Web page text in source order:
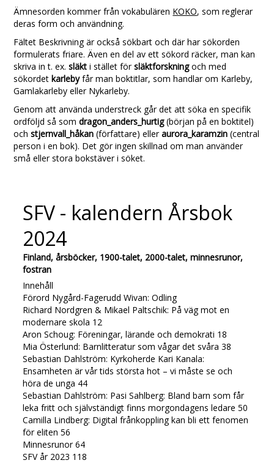
Ämnesorden kommer från vokabulären KOKO, som reglerar
deras form och användning.
Fältet Beskrivning är också sökbart och där har sökorden
formulerats friare. Även en del av ett sökord räcker, man kan
skriva in t. ex.släkti stället försläktforskningoch med
sökordetkarlebyfår man boktitlar, som handlar om Karleby,
Gamlakarleby eller Nykarleby.
Genom att använda understreck går det att söka en specifik
ordföljd så somdragon_anders_hurtig(början på en boktitel)
ochstjernvall_håkan (författare) elleraurora_karamzin (central
person i en bok). Det gör ingen skillnad om man använder
små eller stora bokstäver i söket.
SFV - kalendern Årsbok
2024
Finland, årsböcker, 1900-talet, 2000-talet, minnesrunor,
fostran
Innehåll
Förord Nygård-Fagerudd Wivan: Odling
Richard Nordgren & Mikael Paltschik: På väg mot en
modernare skola 12
Aron Schoug: Föreningar, lärande och demokrati 18
Mia Österlund: Barnlitteratur som vågar det svåra 38
Sebastian Dahlström: Kyrkoherde Kari Kanala:
Ensamheten är vår tids största hot – vi måste se och
höra de unga 44
Sebastian Dahlström: Pasi Sahlberg: Bland barn som får
leka fritt och självständigt finns morgondagens ledare 50
Camilla Lindberg: Digital frånkoppling kan bli ett fenomen
för eliten 56
Minnesrunor 64
SFV år 2023 118